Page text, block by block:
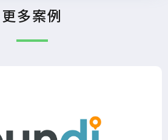
更多案例